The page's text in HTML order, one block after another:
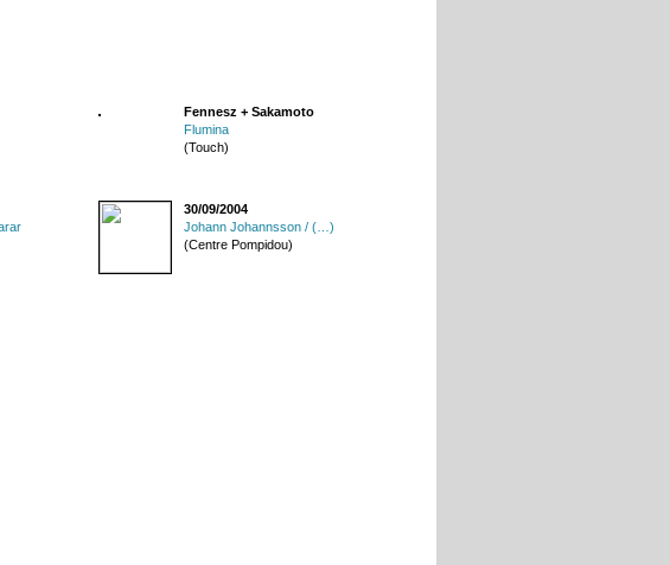
Fennesz + Sakamoto
Flumina
(Touch)
30/09/2004
Johann Johannsson / (…)
(Centre Pompidou)